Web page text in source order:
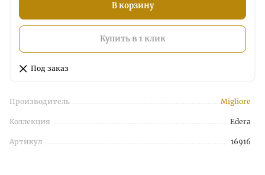
В корзину
Купить в 1 клик
Под заказ
Производитель Migliore
Коллекция Edera
Артикул 16916